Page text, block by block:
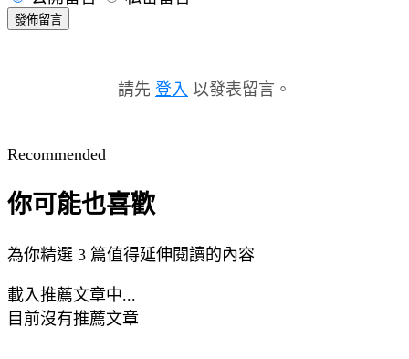
發佈留言
請先 登入 以發表留言。
Recommended
你可能也喜歡
為你精選 3 篇值得延伸閱讀的內容
載入推薦文章中...
目前沒有推薦文章